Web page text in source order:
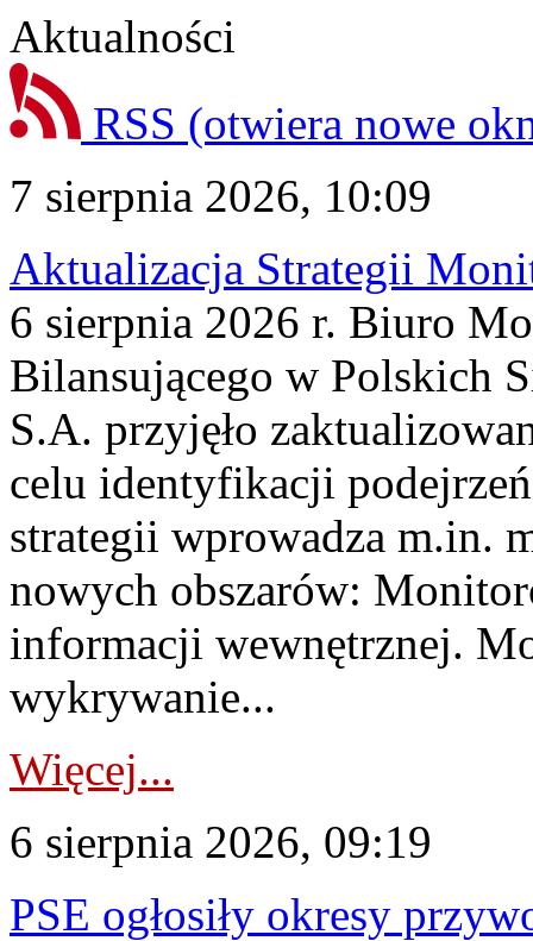
Aktualności
RSS (otwiera nowe
7 sierpnia 2026, 10:09
Aktualizacja Strategii
6 sierpnia 2026 r. Biuro
Bilansującego w Polskich
S.A. przyjęło
celu identyfikacji
strategii wprowadza m.in.
nowych obszarów:
informacji wewnętrznej.
wykrywanie...
Więcej...
6 sierpnia 2026, 09:19
PSE ogłosiły okresy